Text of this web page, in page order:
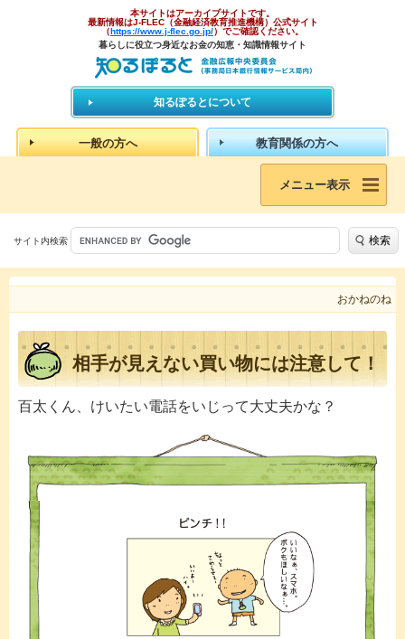
本サイトはアーカイブサイトです。
最新情報はJ-FLEC（金融経済教育推進機構）公式サイト
（https://www.j-flec.go.jp/）でご確認ください。
暮らしに役立つ身近なお金の知恵・知識情報サイト
知るぽるとについて
一般の方へ 教育関係の方へ
メニュー表示
サイト内検索 検索
おかねのね
相手が見えない買い物には注意して！
百太くん、けいたい電話をいじって大丈夫かな？